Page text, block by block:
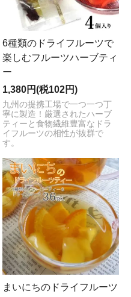
6種類のドライフルーツで
楽しむフルーツハーブティ
ー
1,380円(税102円)
九州の提携工場で一つ一つ丁
寧に製造！厳選されたハーブ
ティーと食物繊維豊富なドラ
イフルーツの相性が抜群で
す。
まいにちのドライフルーツ